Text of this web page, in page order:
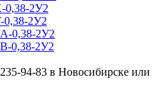
0,38-2У2
0,38-2У2
0,38-2У2
0,38-2У2
94-83 в Новосибирске или